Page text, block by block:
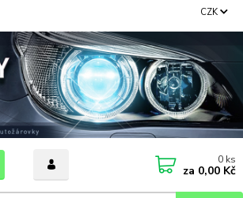
CZK
0 ks
za 0,00 Kč